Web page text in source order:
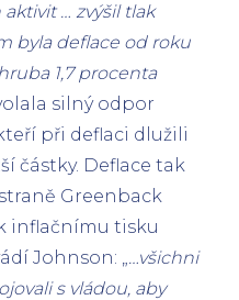
… zvýšil tlak
byla deflace od roku
1,7 procenta
silný odpor
při deflaci dlužili
částky. Deflace tak
Greenback
inflačnímu tisku
Johnson: „…všichni
s vládou, aby